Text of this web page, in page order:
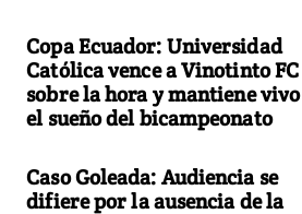
Copa Ecuador: Universidad
Católica vence a Vinotinto FC
sobre la hora y mantiene vivo
el sueño del bicampeonato
Caso Goleada: Audiencia se
difiere por la ausencia de la